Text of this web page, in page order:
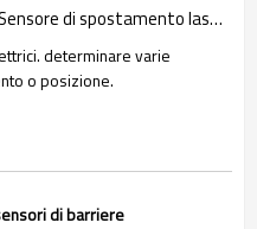
Distanza di misurazione laser｜Sensore di spostamento laser｜DADISICK
determinare varie
o posizione.
di barriere